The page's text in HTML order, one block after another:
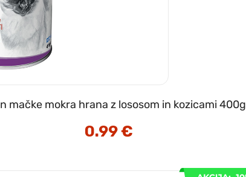
mačke mokra hrana z lososom in kozicami 400g
0.99€